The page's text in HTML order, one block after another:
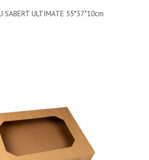
SABERT ULTIMATE 55*37*10cm